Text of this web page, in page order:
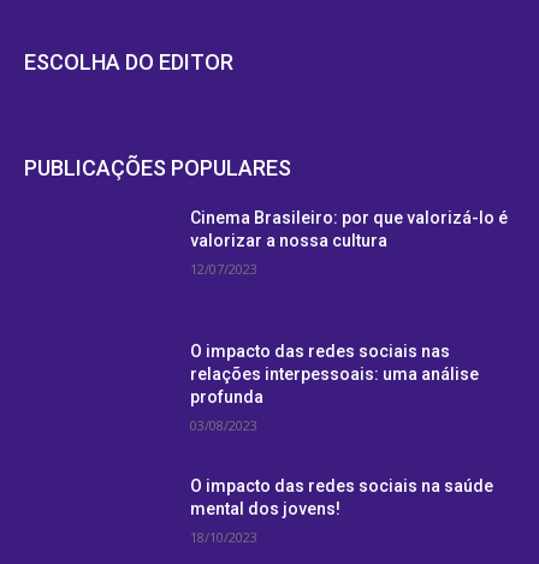
ESCOLHA DO EDITOR
PUBLICAÇÕES POPULARES
Cinema Brasileiro: por que valorizá-lo é
valorizar a nossa cultura
12/07/2023
O impacto das redes sociais nas
relações interpessoais: uma análise
profunda
03/08/2023
O impacto das redes sociais na saúde
mental dos jovens!
18/10/2023